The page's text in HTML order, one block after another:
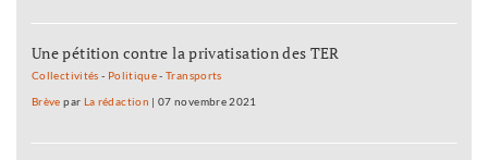
Une pétition contre la privatisation des TER
Collectivités - Politique-Transports
Brève par La rédaction |07 novembre 2021